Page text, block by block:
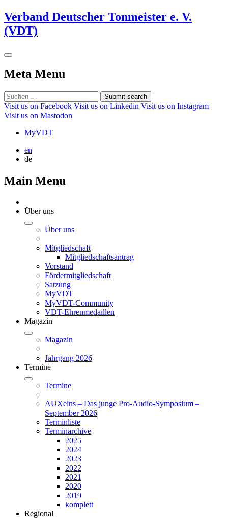
Verband Deutscher Tonmeister e. V.
(VDT)
Meta Menu
Submit search
Visit us on Facebook Visit us on Linkedin Visit us on Instagram
Visit us on Mastodon
MyVDT
en
de
Main Menu
Über uns
Über uns
Mitgliedschaft
Mitgliedschaftsantrag
Vorstand
Fördermitgliedschaft
Satzung
MyVDT
MyVDT-Community
VDT-Ehrenmedaillen
Magazin
Magazin
Jahrgang 2026
Termine
Termine
AUXeins – Das junge Pro-Audio-Symposium –
September 2026
Terminliste
Terminarchive
2025
2024
2023
2022
2021
2020
2019
komplett
Regional